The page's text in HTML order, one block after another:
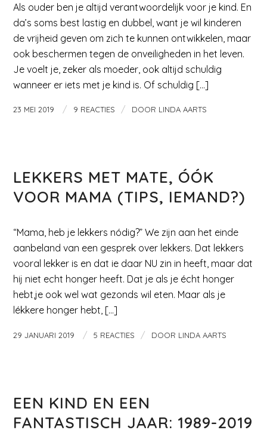
Als ouder ben je altijd verantwoordelijk voor je kind. En
da’s soms best lastig en dubbel, want je wil kinderen
de vrijheid geven om zich te kunnen ontwikkelen, maar
ook beschermen tegen de onveiligheden in het leven.
Je voelt je, zeker als moeder, ook altijd schuldig
wanneer er iets met je kind is. Of schuldig […]
23 MEI 2019 / 9 REACTIES / DOOR LINDA AARTS
LEKKERS MET MATE, ÓÓK
VOOR MAMA (TIPS, IEMAND?)
“Mama, heb je lekkers nódig?” We zijn aan het einde
aanbeland van een gesprek over lekkers. Dat lekkers
vooral lekker is en dat ie daar NU zin in heeft, maar dat
hij niet echt honger heeft. Dat je als je écht honger
hebt,je ook wel wat gezonds wil eten. Maar als je
lékkere honger hebt, […]
29 JANUARI 2019 / 5 REACTIES / DOOR LINDA AARTS
EEN KIND EN EEN
FANTASTISCH JAAR: 1989-2019